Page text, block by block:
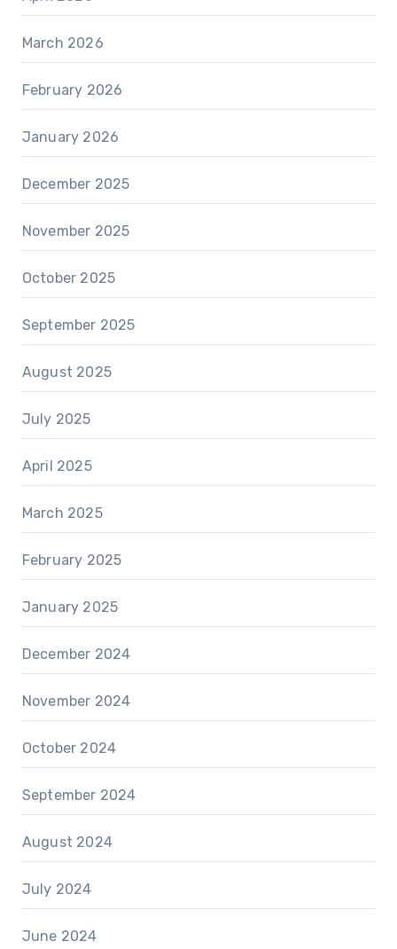
March 2026
February 2026
January 2026
December 2025
November 2025
October 2025
September 2025
August 2025
July 2025
April 2025
March 2025
February 2025
January 2025
December 2024
November 2024
October 2024
September 2024
August 2024
July 2024
June 2024